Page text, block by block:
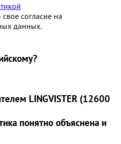
согласие на
данных.
LINGVISTER (12600
понятно объяснена и